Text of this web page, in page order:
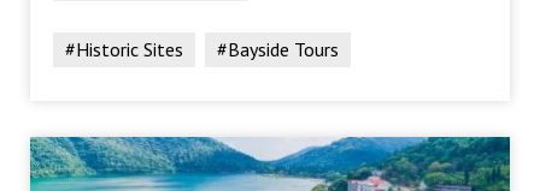
#Historic Sites #Bayside Tours